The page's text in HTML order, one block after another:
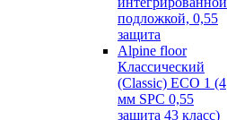
подложкой, 0,55
защита
Alpine floor
Классический
(Classic) ECO 1 (4
мм SPC 0,55
защита 43 класс)